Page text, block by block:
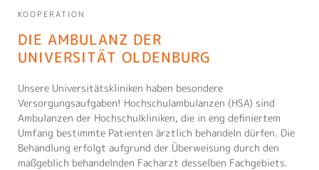
KOOPERATION
DIE AMBULANZ DER
UNIVERSITÄT OLDENBURG
Unsere Universitätskliniken haben besondere
Versorgungsaufgaben! Hochschulambulanzen (HSA) sind
Ambulanzen der Hochschulkliniken, die in eng definiertem
Umfang bestimmte Patienten ärztlich behandeln dürfen. Die
Behandlung erfolgt aufgrund der Überweisung durch den
maßgeblich behandelnden Facharzt desselben Fachgebiets.